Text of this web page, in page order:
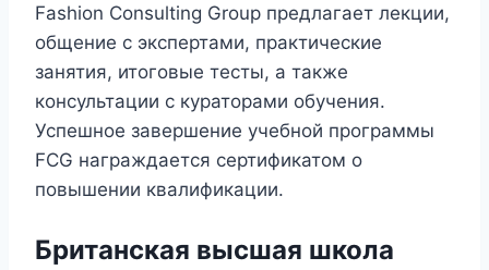
Fashion Consulting Group предлагает лекции,
общение с экспертами, практические
занятия, итоговые тесты, а также
консультации с кураторами обучения.
Успешное завершение учебной программы
FCG награждается сертификатом о
повышении квалификации.
Британская высшая школа